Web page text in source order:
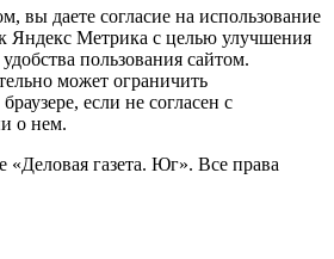
вы даете согласие на использование
Яндекс Метрика с целью улучшения
пользования сайтом.
может ограничить
если не согласен с
о нем.
«Деловая газета. Юг». Все права